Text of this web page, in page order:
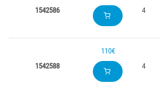
1542586
4
1542588
110€
4